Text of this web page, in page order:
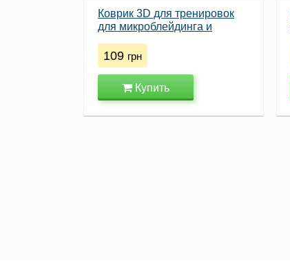
Коврик 3D для тренировок
для микроблейдинга и
109 грн
Купить